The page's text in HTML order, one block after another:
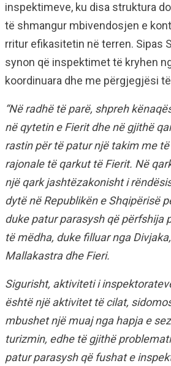
inspektimeve, ku disa struktura
të shmangur mbivendosjen e
rritur efikasitetin në terren. Sipas
synon që inspektimet të kryhen
koordinuara dhe me përgjegjësi
“Në radhë të parë, shpreh
në qytetin e Fierit dhe në gjithë
rastin për të patur një takim me
rajonale të qarkut të Fierit. Në
një qark jashtëzakonisht i
dytë në Republikën e Shqipërisë
duke patur parasysh që përfshija
të mëdha, duke filluar nga
Mallakastra dhe Fieri.
Sigurisht, aktiviteti i
është një aktivitet të cilat,
mbushet një muaj nga hapja e
turizmin, edhe të gjithë
patur parasysh që fushat e